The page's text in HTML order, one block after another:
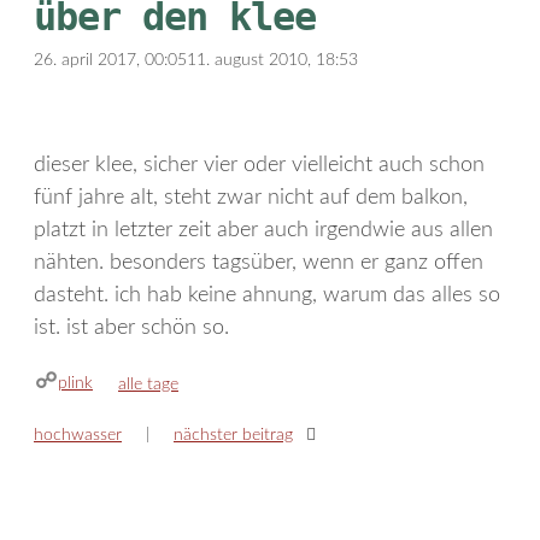
über den klee
26. april 2017, 00:0511. august 2010, 18:53
dieser klee, sicher vier oder vielleicht auch schon
fünf jahre alt, steht zwar nicht auf dem balkon,
platzt in letzter zeit aber auch irgendwie aus allen
nähten. besonders tagsüber, wenn er ganz offen
dasteht. ich hab keine ahnung, warum das alles so
ist. ist aber schön so.
plink kategorien
alle tage
hochwasser nächster beitrag